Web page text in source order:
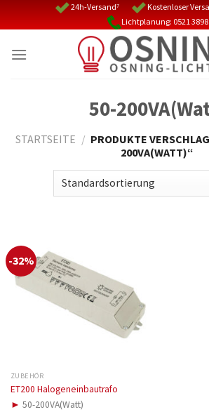
24h-Versand⁷
Kostenloser
Lichtplanung: 0521
50-
STARTSEITE / PRODUKTE
200VA(WATT)“
-32%
ZUBEHÖR
ET200 Halogeneinbautrafo
► 50-200VA(Watt)